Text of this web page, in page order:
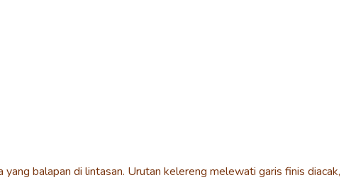
balapan di lintasan. Urutan kelereng melewati garis finis diacak,